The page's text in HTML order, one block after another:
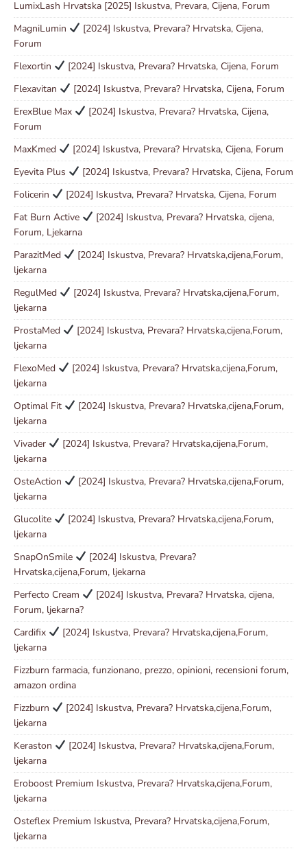
LumixLash Hrvatska [2025] Iskustva, Prevara, Cijena, Forum
MagniLumin
[2024] Iskustva, Prevara? Hrvatska, Cijena,
Forum
Flexortin
[2024] Iskustva, Prevara? Hrvatska, Cijena, Forum
Flexavitan
[2024] Iskustva, Prevara? Hrvatska, Cijena, Forum
ErexBlue Max
[2024] Iskustva, Prevara? Hrvatska, Cijena,
Forum
MaxKmed
[2024] Iskustva, Prevara? Hrvatska, Cijena, Forum
Eyevita Plus
[2024] Iskustva, Prevara? Hrvatska, Cijena, Forum
Folicerin
[2024] Iskustva, Prevara? Hrvatska, Cijena, Forum
Fat Burn Active
[2024] Iskustva, Prevara? Hrvatska, cijena,
Forum, Ljekarna
ParazitMed
[2024] Iskustva, Prevara? Hrvatska,cijena,Forum,
ljekarna
RegulMed
[2024] Iskustva, Prevara? Hrvatska,cijena,Forum,
ljekarna
ProstaMed
[2024] Iskustva, Prevara? Hrvatska,cijena,Forum,
ljekarna
FlexoMed
[2024] Iskustva, Prevara? Hrvatska,cijena,Forum,
ljekarna
Optimal Fit
[2024] Iskustva, Prevara? Hrvatska,cijena,Forum,
ljekarna
Vivader
[2024] Iskustva, Prevara? Hrvatska,cijena,Forum,
ljekarna
OsteAction
[2024] Iskustva, Prevara? Hrvatska,cijena,Forum,
ljekarna
Glucolite
[2024] Iskustva, Prevara? Hrvatska,cijena,Forum,
ljekarna
SnapOnSmile
[2024] Iskustva, Prevara?
Hrvatska,cijena,Forum, ljekarna
Perfecto Cream
[2024] Iskustva, Prevara? Hrvatska, cijena,
Forum, ljekarna?
Cardifix
[2024] Iskustva, Prevara? Hrvatska,cijena,Forum,
ljekarna
Fizzburn farmacia, funzionano, prezzo, opinioni, recensioni forum,
amazon ordina
Fizzburn
[2024] Iskustva, Prevara? Hrvatska,cijena,Forum,
ljekarna
Keraston
[2024] Iskustva, Prevara? Hrvatska,cijena,Forum,
ljekarna
Eroboost Premium Iskustva, Prevara? Hrvatska,cijena,Forum,
ljekarna
Osteflex Premium Iskustva, Prevara? Hrvatska,cijena,Forum,
ljekarna